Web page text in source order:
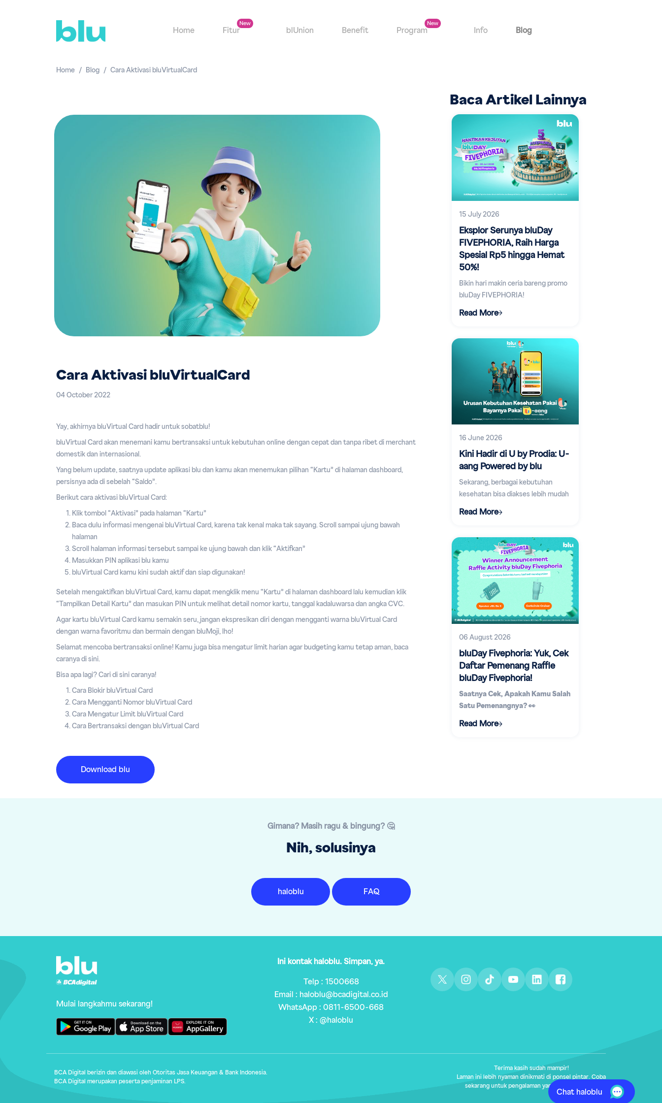
Home Fitur blUnion Benefit Program Info Blog
Home Blog Cara Aktivasi bluVirtualCard
Cara Aktivasi bluVirtualCard
04 October 2022
Yay, akhirnya bluVirtual Card hadir untuk sobatblu!
bluVirtual Card akan menemani kamu bertransaksi untuk kebutuhan online dengan cepat dan tanpa ribet di merchant
domestik dan internasional.
Yang belum update, saatnya update aplikasi blu dan kamu akan menemukan pilihan “Kartu” di halaman dashboard,
persisnya ada di sebelah “Saldo”.
Berikut cara aktivasi bluVirtual Card:
Klik tombol “Aktivasi” pada halaman “Kartu”
Baca dulu informasi mengenai bluVirtual Card, karena tak kenal maka tak sayang. Scroll sampai ujung bawah
halaman
Scroll halaman informasi tersebut sampai ke ujung bawah dan klik “Aktifkan”
Masukkan PIN aplikasi blu kamu
bluVirtual Card kamu kini sudah aktif dan siap digunakan!
Setelah mengaktifkan bluVirtual Card, kamu dapat mengklik menu “Kartu” di halaman dashboard lalu kemudian klik
“Tampilkan Detail Kartu” dan masukan PIN untuk melihat detail nomor kartu, tanggal kadaluwarsa dan angka CVC.
Agar kartu bluVirtual Card kamu semakin seru, jangan ekspresikan diri dengan mengganti warna bluVirtual Card
dengan warna favoritmu dan bermain dengan bluMoji, lho!
Selamat mencoba bertransaksi online! Kamu juga bisa mengatur limit harian agar budgeting kamu tetap aman, baca
caranya di sini.
Bisa apa lagi? Cari di sini caranya!
Cara Blokir bluVirtual Card
Cara Mengganti Nomor bluVirtual Card
Cara Mengatur Limit bluVirtual Card
Cara Bertransaksi dengan bluVirtual Card
Download blu
Baca Artikel Lainnya
15 July 2026
Eksplor Serunya bluDay
FIVEPHORIA, Raih Harga
Spesial Rp5 hingga Hemat
50%!
Bikin hari makin ceria bareng promo
bluDay FIVEPHORIA!
Read More
16 June 2026
Kini Hadir di U by Prodia: U-
aang Powered by blu
Sekarang, berbagai kebutuhan
kesehatan bisa diakses lebih mudah
lewat aplikasi digital.
Read More
06 August 2026
bluDay Fivephoria: Yuk, Cek
Daftar Pemenang Raffle
bluDay Fivephoria!
Saatnya Cek, Apakah Kamu Salah
Satu Pemenangnya? 👀
Read More
Gimana? Masih ragu & bingung? 🤔
Nih, solusinya
haloblu FAQ
Mulai langkahmu sekarang!
Ini kontak haloblu. Simpan, ya.
Telp : 1500668
Email : haloblu@bcadigital.co.id
WhatsApp : 0811-6500-668
X : @haloblu
BCA Digital berizin dan diawasi oleh Otoritas Jasa Keuangan & Bank Indonesia.
BCA Digital merupakan peserta penjaminan LPS.
Terima kasih sudah mampir!
Laman ini lebih nyaman dinikmati di ponsel pintar. Coba
sekarang untuk pengalaman yang lebih maksimal.
Chat haloblu